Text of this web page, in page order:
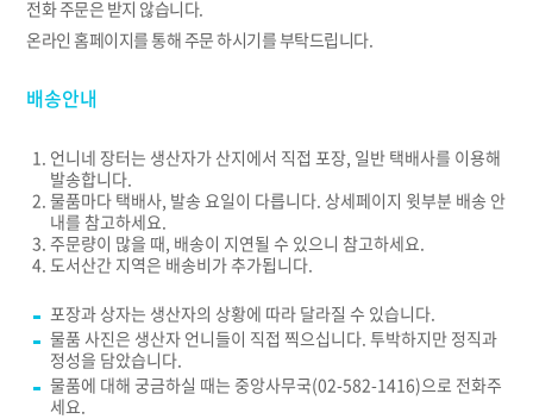
전화 주문은 받지 않습니다.
온라인 홈페이지를 통해 주문 하시기를 부탁드립니다.
배송안내
언니네 장터는 생산자가 산지에서 직접 포장, 일반 택배사를 이용해
발송합니다.
물품마다 택배사, 발송 요일이 다릅니다. 상세페이지 윗부분 배송 안
내를 참고하세요.
주문량이 많을 때, 배송이 지연될 수 있으니 참고하세요.
도서산간 지역은 배송비가 추가됩니다.
포장과 상자는 생산자의 상황에 따라 달라질 수 있습니다.
물품 사진은 생산자 언니들이 직접 찍으십니다. 투박하지만 정직과
정성을 담았습니다.
물품에 대해 궁금하실 때는 중앙사무국(02-582-1416)으로 전화주
세요.